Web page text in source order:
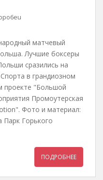
матчевый
Лучшие боксеры
сразились на
в грандиозном
проекте "Большой
Промоутерская
Фото и материал:
Парк Горького
ПОДРОБНЕЕ